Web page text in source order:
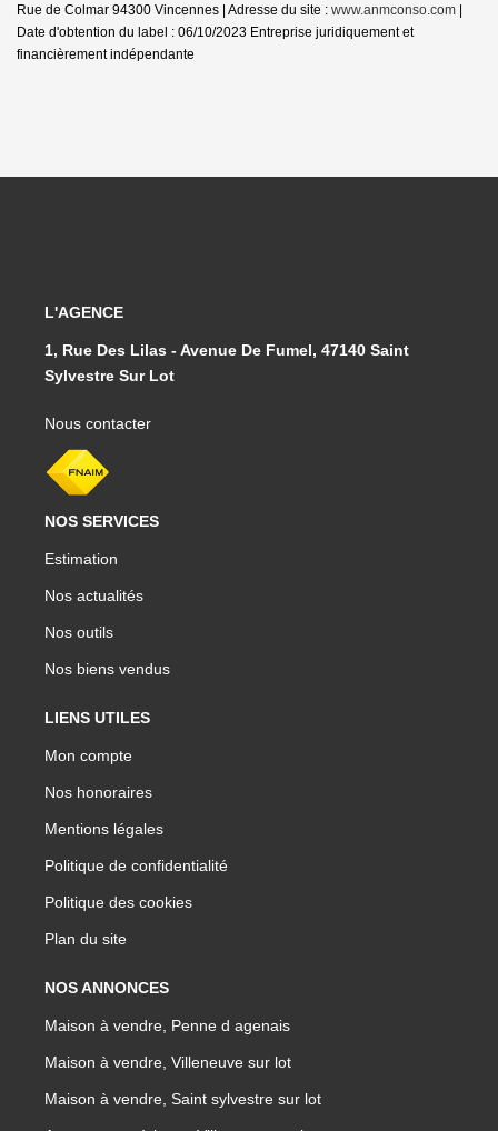
Rue de Colmar 94300 Vincennes | Adresse du site : www.anmconso.com |
Date d'obtention du label : 06/10/2023 Entreprise juridiquement et
financièrement indépendante
L'AGENCE
1, Rue Des Lilas - Avenue De Fumel, 47140 Saint
Sylvestre Sur Lot
Nous contacter
NOS SERVICES
Estimation
Nos actualités
Nos outils
Nos biens vendus
LIENS UTILES
Mon compte
Nos honoraires
Mentions légales
Politique de confidentialité
Politique des cookies
Plan du site
NOS ANNONCES
Maison à vendre, Penne d agenais
Maison à vendre, Villeneuve sur lot
Maison à vendre, Saint sylvestre sur lot